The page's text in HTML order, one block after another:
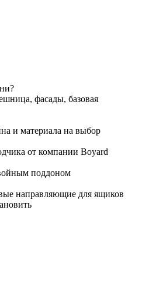
фасады, базовая
и материала на выбор
от компании Boyard
поддоном
направляющие для ящиков